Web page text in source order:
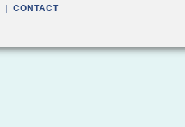
CONTACT